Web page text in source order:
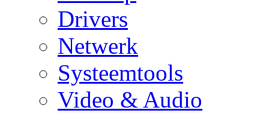
Drivers
Netwerk
Systeemtools
Video & Audio